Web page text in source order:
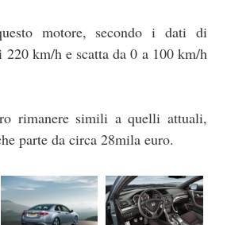
motore, secondo i dati di
km/h e scatta da 0 a 100 km/h
rimanere simili a quelli attuali,
parte da circa 28mila euro.